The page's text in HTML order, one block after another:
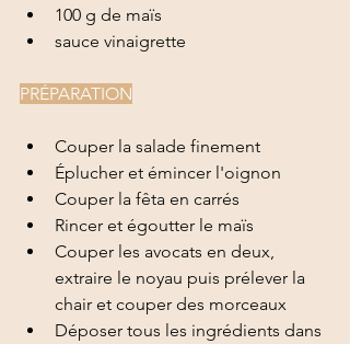
100 g de maïs
sauce vinaigrette
PRÉPARATION
Couper la salade finement
Éplucher et émincer l'oignon
Couper la fêta en carrés
Rincer et égoutter le maïs
Couper les avocats en deux,
extraire le noyau puis prélever la
chair et couper des morceaux
Déposer tous les ingrédients dans